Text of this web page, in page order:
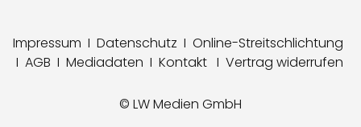
Impressum I Datenschutz I Online-Streitschlichtung
I AGB I Mediadaten I Kontakt I Vertrag widerrufen
© LW Medien GmbH